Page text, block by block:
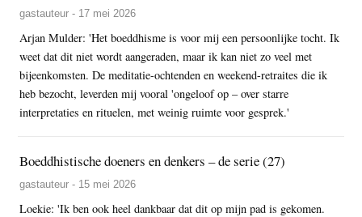
gastauteur - 17 mei 2026
Arjan Mulder: 'Het boeddhisme is voor mij een persoonlijke tocht. Ik
weet dat dit niet wordt aangeraden, maar ik kan niet zo veel met
bijeenkomsten. De meditatie-ochtenden en weekend-retraites die ik
heb bezocht, leverden mij vooral 'ongeloof op – over starre
interpretaties en rituelen, met weinig ruimte voor gesprek.'
Boeddhistische doeners en denkers – de serie (27)
gastauteur - 15 mei 2026
Loekie: 'Ik ben ook heel dankbaar dat dit op mijn pad is gekomen.